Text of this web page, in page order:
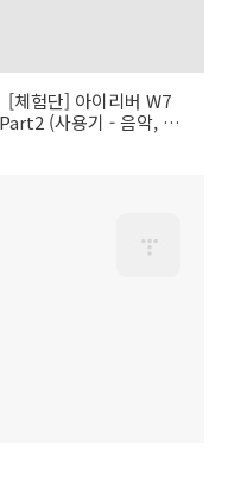
[체험단] 아이리버 W7
Part2 (사용기 - 음악, 동